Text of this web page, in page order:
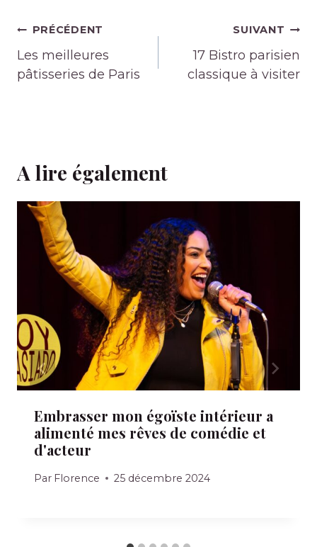
Navigation
de
l’article
PRÉCÉDENT
Les meilleures
pâtisseries de Paris
SUIVANT
17 Bistro parisien
classique à visiter
A lire également
Embrasser mon égoïste intérieur a
alimenté mes rêves de comédie et
d'acteur
Par Florence 25 décembre 2024